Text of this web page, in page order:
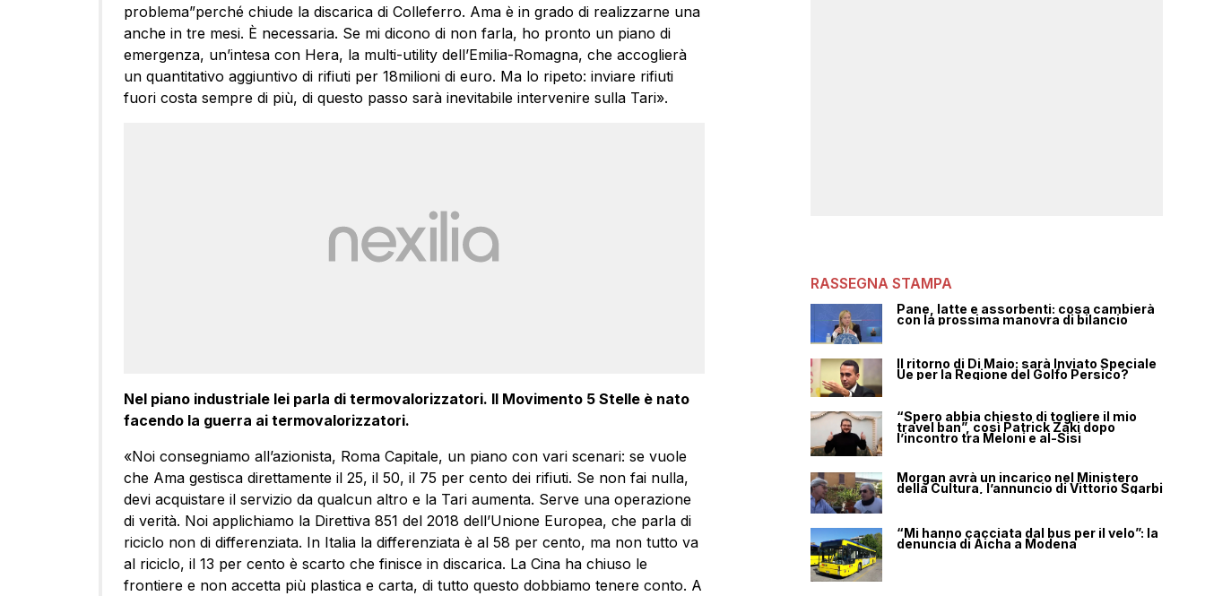
problema”perché chiude la discarica di Colleferro. Ama è in grado di realizzarne una
anche in tre mesi. È necessaria. Se mi dicono di non farla, ho pronto un piano di
emergenza, un’intesa con Hera, la multi-utility dell’Emilia-Romagna, che accoglierà
un quantitativo aggiuntivo di rifiuti per 18milioni di euro. Ma lo ripeto: inviare rifiuti
fuori costa sempre di più, di questo passo sarà inevitabile intervenire sulla Tari».
Nel piano industriale lei parla di termovalorizzatori. Il Movimento 5 Stelle è nato
facendo la guerra ai termovalorizzatori.
«Noi consegniamo all’azionista, Roma Capitale, un piano con vari scenari: se vuole
che Ama gestisca direttamente il 25, il 50, il 75 per cento dei rifiuti. Se non fai nulla,
devi acquistare il servizio da qualcun altro e la Tari aumenta. Serve una operazione
di verità. Noi applichiamo la Direttiva 851 del 2018 dell’Unione Europea, che parla di
riciclo non di differenziata. In Italia la differenziata è al 58 per cento, ma non tutto va
al riciclo, il 13 per cento è scarto che finisce in discarica. La Cina ha chiuso le
frontiere e non accetta più plastica e carta, di tutto questo dobbiamo tenere conto. A
RASSEGNA STAMPA
Pane, latte e assorbenti: cosa cambierà
con la prossima manovra di bilancio
Il ritorno di Di Maio: sarà Inviato Speciale
Ue per la Regione del Golfo Persico?
“Spero abbia chiesto di togliere il mio
travel ban”, così Patrick Zaki dopo
l’incontro tra Meloni e al-Sisi
Morgan avrà un incarico nel Ministero
della Cultura, l’annuncio di Vittorio Sgarbi
“Mi hanno cacciata dal bus per il velo”: la
denuncia di Aicha a Modena